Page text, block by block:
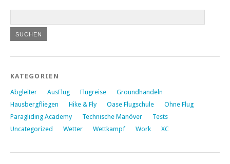
KATEGORIEN
Abgleiter AusFlug Flugreise
Groundhandeln
Hausbergfliegen
Hike & Fly Oase Flugschule
Ohne Flug
Paragliding Academy
Technische Manöver
Tests
Uncategorized
Wetter Wettkampf Work XC